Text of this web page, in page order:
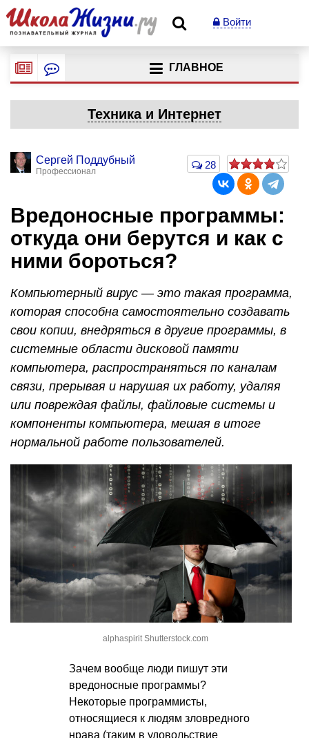
Войти
ГЛАВНОЕ
Техника и Интернет
Сергей Поддубный
Профессионал
28
Вредоносные программы:
откуда они берутся и как с
ними бороться?
Компьютерный вирус — это такая программа,
которая способна самостоятельно создавать
свои копии, внедряться в другие программы, в
системные области дисковой памяти
компьютера, распространяться по каналам
связи, прерывая и нарушая их работу, удаляя
или повреждая файлы, файловые системы и
компоненты компьютера, мешая в итоге
нормальной работе пользователей.
alphaspirit Shutterstock.com
Зачем вообще люди пишут эти
вредоносные программы?
Некоторые программисты,
относящиеся к людям зловредного
нрава (таким в удовольствие